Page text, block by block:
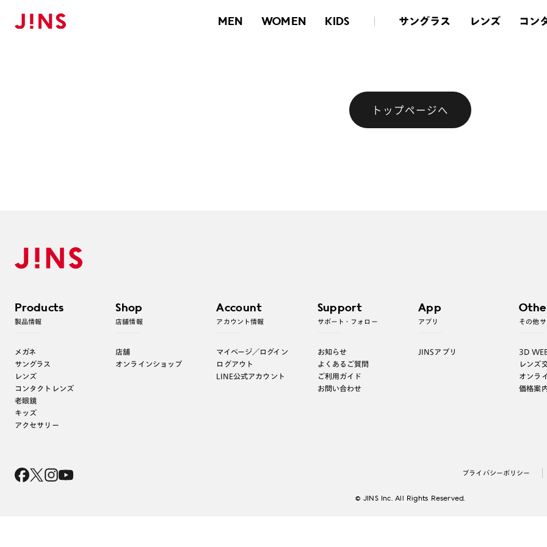
MEN WOMEN KIDS サングラス レンズ コン
トップページへ
Products
製品情報
メガネ
サングラス
レンズ
コンタクトレンズ
老眼鏡
キッズ
アクセサリー
Shop
店舗情報
店舗
オンラインショップ
Account
アカウント情報
マイページ／ログイン
ログアウト
LINE公式アカウント
Support
サポート・フォロー
お知らせ
よくあるご質問
ご利用ガイド
お問い合わせ
App
アプリ
JINSアプリ
その他サ
3D
レンズ
オンラ
価格案
プライバシーポリシー
© JINS Inc. All Rights Reserved.